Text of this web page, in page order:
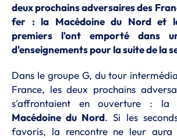
deux prochains adversaires des
fer : la Macédoine du Nord et
premiers l'ont emporté dans
d'enseignements pour la suite de la
Dans le groupe G, du tour
France, les deux prochains
s'affrontaient en ouverture : la
Macédoine du Nord. Si les
favoris, la rencontre ne leur aura